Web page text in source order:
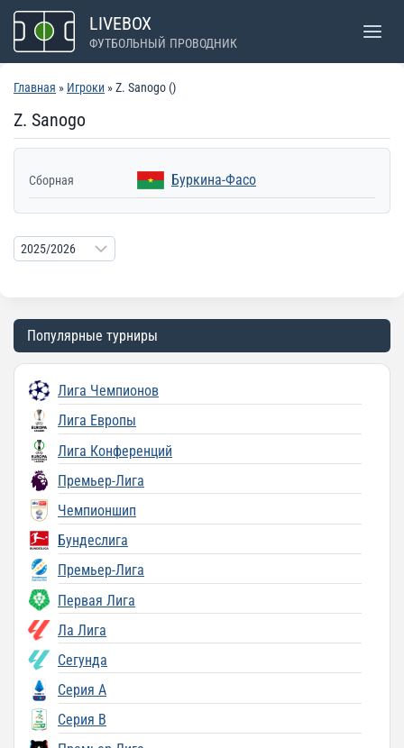
Перейти
содержимому
LIVEBOX
ФУТБОЛЬНЫЙ ПРОВОДНИК
Главная » Игроки » Z. Sanogo ()
Z. Sanogo
Сборная Буркина-Фасо
Популярные турниры
Лига Чемпионов
Лига Европы
Лига Конференций
Премьер-Лига
Чемпионшип
Бундеслига
Премьер-Лига
Первая Лига
Ла Лига
Сегунда
Серия A
Серия B